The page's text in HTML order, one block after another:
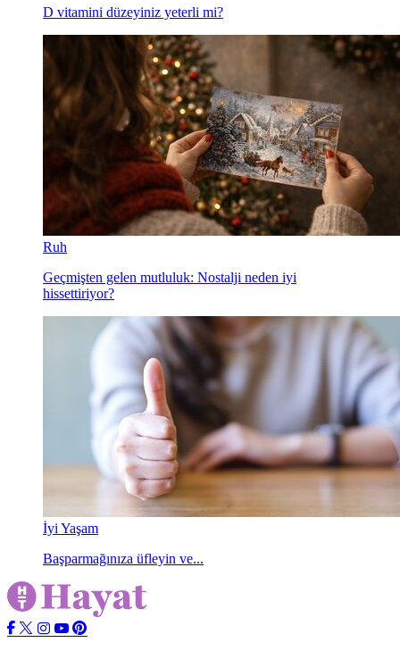
D vitamini düzeyiniz yeterli mi?
Ruh
Geçmişten gelen mutluluk: Nostalji neden iyi
hissettiriyor?
İyi Yaşam
Başparmağınıza üfleyin ve...